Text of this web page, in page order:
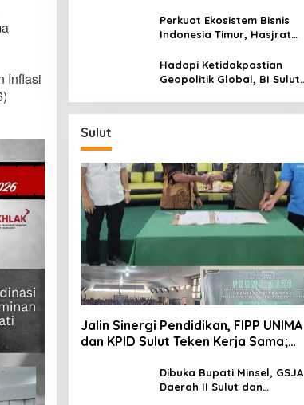
Inflasi
Kas Mitra Utama, Jangkau
Wilayah Kepulauan
Perkuat Ekosistem Bisnis
Indonesia Timur, Hasjrat
Generasi ke-9 di Manado
Hadapi Ketidakpastian
Geopolitik Global, BI Sulut
Sulut
Jalin Sinergi Pendidikan, FIPP UNIMA
dan KPID Sulut Teken Kerja Sama;
Literasi PenyiaranDibuka Bupati Minsel, GSJA
Daerah II Sulut dan